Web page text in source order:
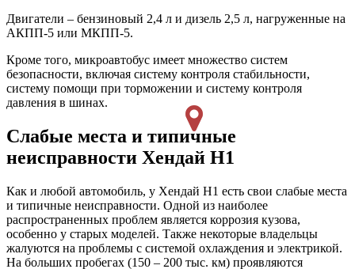
Двигатели – бензиновый 2,4 л и дизель 2,5 л, нагруженные на
АКПП-5 или МКПП-5.
Кроме того, микроавтобус имеет множество систем
безопасности, включая систему контроля стабильности,
систему помощи при торможении и систему контроля
давления в шинах.
Слабые места и типичные
неисправности Хендай Н1
Как и любой автомобиль, у Хендай H1 есть свои слабые места
и типичные неисправности. Одной из наиболее
распространенных проблем является коррозия кузова,
особенно у старых моделей. Также некоторые владельцы
жалуются на проблемы с системой охлаждения и электрикой.
На больших пробегах (150 – 200 тыс. км) проявляются